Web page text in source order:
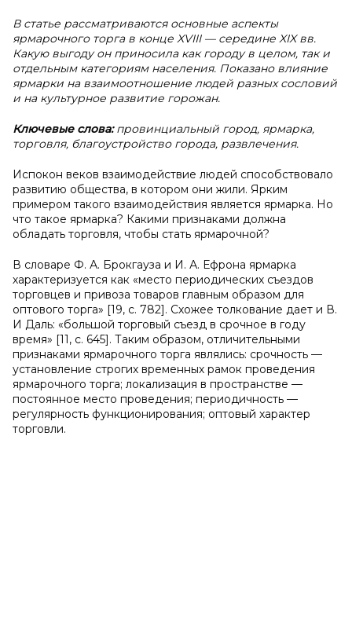
В статье рассматриваются основные аспекты
ярмарочного торга в конце XVIII — середине XIX вв.
Какую выгоду он приносила как городу в целом, так и
отдельным категориям населения. Показано влияние
ярмарки на взаимоотношение людей разных сословий
и на культурное развитие горожан.
Ключевые слова:провинциальный город, ярмарка,
торговля, благоустройство города, развлечения.
Испокон веков взаимодействие людей способствовало
развитию общества, в котором они жили. Ярким
примером такого взаимодействия является ярмарка. Но
что такое ярмарка? Какими признаками должна
обладать торговля, чтобы стать ярмарочной?
В словаре Ф. А. Брокгауза и И. А. Ефрона ярмарка
характеризуется как «место периодических съездов
торговцев и привоза товаров главным образом для
оптового торга» [19, с. 782]. Схожее толкование дает и В.
И Даль: «большой торговый съезд в срочное в году
время» [11, с. 645]. Таким образом, отличительными
признаками ярмарочного торга являлись: срочность —
установление строгих временных рамок проведения
ярмарочного торга; локализация в пространстве —
постоянное место проведения; периодичность —
регулярность функционирования; оптовый характер
торговли.